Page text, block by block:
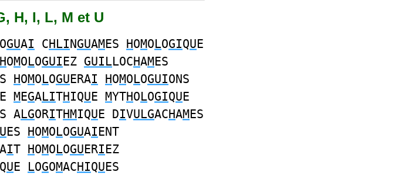
H, I, L, M et U
OGUAI CHLINGUAMES HOMOLOGIQUE
HOMOLOGUIEZ GUILLOCHAMES
HOMOLOGUERAI HOMOLOGUIONS
E MEGALITHIQUE MYTHOLOGIQUE
ALGORITHMIQUE DIVULGACHAMES
UES HOMOLOGUAIENT
IT HOMOLOGUERIEZ
UE LOGOMACHIQUES